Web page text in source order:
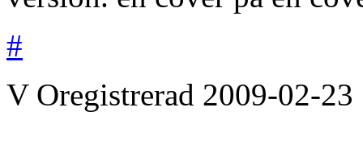
#
V Oregistrerad 2009-02-23